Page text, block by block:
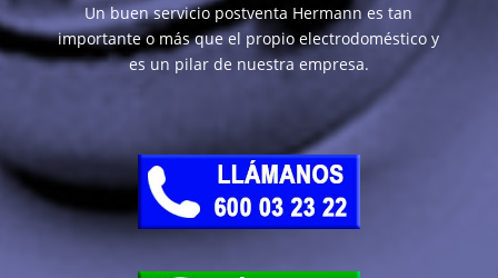
Un buen servicio postventa Hermann es tan
importante o más que el propio electrodoméstico y
es un pilar de nuestra empresa.